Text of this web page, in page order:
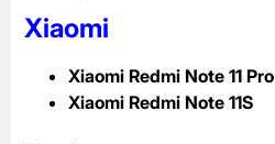
Xiaomi
Xiaomi Redmi Note 11 Pro
Xiaomi Redmi Note 11S